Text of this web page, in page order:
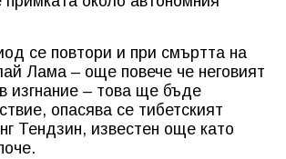
се повтори и при смъртта на
Лама – още повече че неговият
изгнание – това ще бъде
опасява се тибетският
Тендзин, известен още като